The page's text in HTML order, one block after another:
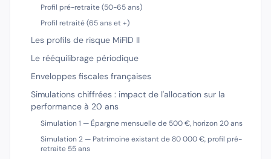
Profil pré-retraite (50-65 ans)
Profil retraité (65 ans et +)
Les profils de risque MiFID II
Le rééquilibrage périodique
Enveloppes fiscales françaises
Simulations chiffrées : impact de l'allocation sur la
performance à 20 ans
Simulation 1 — Épargne mensuelle de 500 €, horizon 20 ans
Simulation 2 — Patrimoine existant de 80 000 €, profil pré-
retraite 55 ans